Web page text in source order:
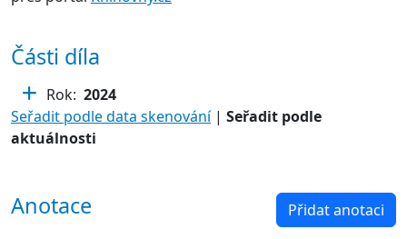
Části díla
Rok: 2024
Seřadit podle data skenování| Seřadit podle
aktuálnosti
Anotace Přidat anotaci